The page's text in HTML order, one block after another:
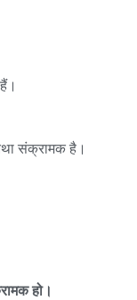
संक्रामक है।
हो।